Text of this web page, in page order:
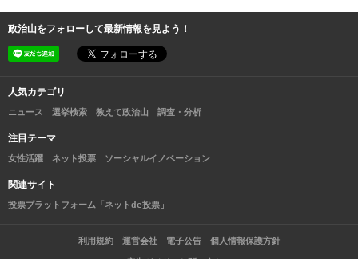
政治山をフォローして最新情報を見よう！
人気カテゴリ
ニュース 選挙検索 教えて政治山 調査・分析
注目テーマ
女性活躍 ネット投票 ソーシャルイノベーション
関連サイト
投票プラットフォーム「ネットde投票」
利用規約 運営会社 電子公告 個人情報保護方針